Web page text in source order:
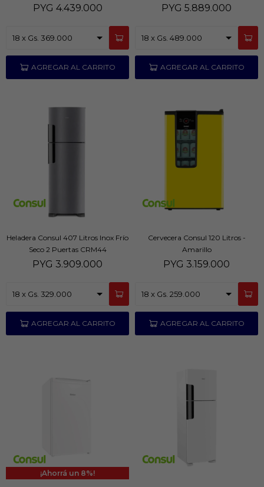
PYG 4.439.000
CRE44
PYG 5.889.000
Heladera Consul 407 Litros Inox Frío
Seco 2 Puertas CRM44
PYG 3.909.000
Cervecera Consul 120 Litros -
Amarillo
PYG 3.159.000
8